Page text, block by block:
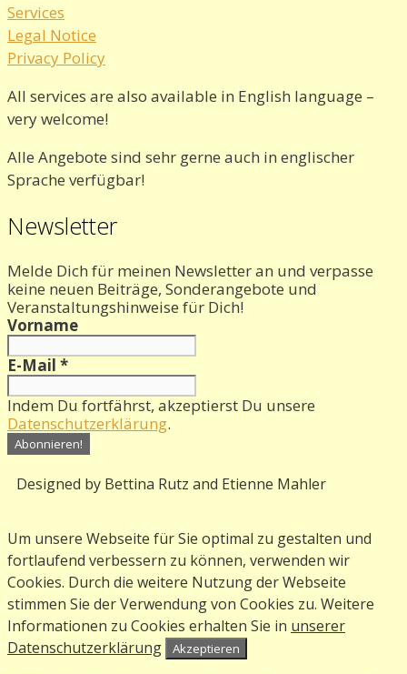
Services
Legal Notice
Privacy Policy
All services are also available in English language –
very welcome!
Alle Angebote sind sehr gerne auch in englischer
Sprache verfügbar!
Newsletter
Melde Dich für meinen Newsletter an und verpasse
keine neuen Beiträge, Sonderangebote und
Veranstaltungshinweise für Dich!
Vorname
E-Mail *
Indem Du fortfährst, akzeptierst Du unsere
Datenschutzerklärung.
Designed by Bettina Rutz and Etienne Mahler
Um unsere Webseite für Sie optimal zu gestalten und
fortlaufend verbessern zu können, verwenden wir
Cookies. Durch die weitere Nutzung der Webseite
stimmen Sie der Verwendung von Cookies zu. Weitere
Informationen zu Cookies erhalten Sie in unserer
Datenschutzerklärung
Akzeptieren